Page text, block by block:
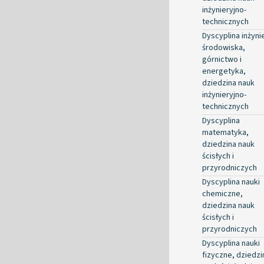
inżynieryjno-
technicznych
Dyscyplina
środowiska,
górnictwo i
energetyka,
dziedzina nauk
inżynieryjno-
technicznych
Dyscyplina
matematyka,
dziedzina nauk
ścisłych i
przyrodniczych
Dyscyplina nauki
chemiczne,
dziedzina nauk
ścisłych i
przyrodniczych
Dyscyplina nauki
fizyczne,